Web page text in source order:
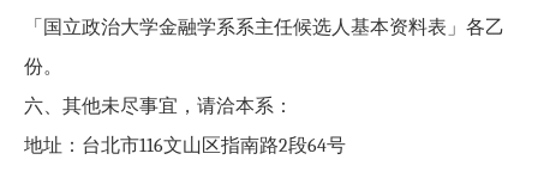
「国立政治大学金融学系系主任候选人基本资料表」各乙
份。
六、其他未尽事宜，请洽本系：
地址：台北市116文山区指南路2段64号